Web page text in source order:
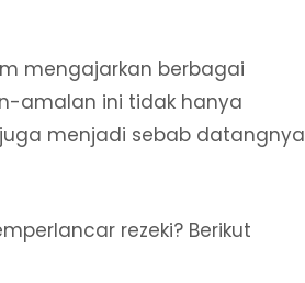
mengajarkan berbagai
amalan ini tidak hanya
menjadi sebab datangnya
rezeki? Berikut